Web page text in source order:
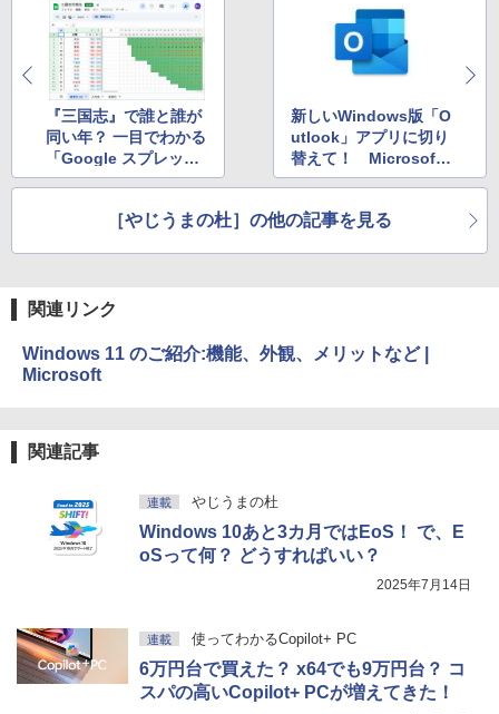
『三国志』で誰と誰が
同い年？ 一目でわかる
「Google スプレッド
シート」が超力作
新しいWindows版「O
utlook」アプリに切り
替えて！ Microsoft
が猛アピール
［やじうまの杜］の他の記事を見る
関連リンク
Windows 11 のご紹介:機能、外観、メリットなど |
Microsoft
関連記事
連載 やじうまの杜
Windows 10あと3カ月ではEoS！ で、E
oSって何？ どうすればいい？
2025年7月14日
連載 使ってわかるCopilot+ PC
6万円台で買えた？ x64でも9万円台？ コ
スパの高いCopilot+ PCが増えてきた！